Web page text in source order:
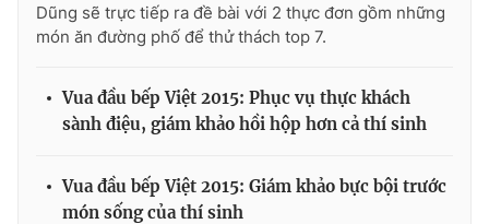
Dũng sẽ trực tiếp ra đề bài với 2 thực đơn gồm những
món ăn đường phố để thử thách top 7.
Vua đầu bếp Việt 2015: Phục vụ thực khách
sành điệu, giám khảo hồi hộp hơn cả thí sinh
Vua đầu bếp Việt 2015: Giám khảo bực bội trước
món sống của thí sinh